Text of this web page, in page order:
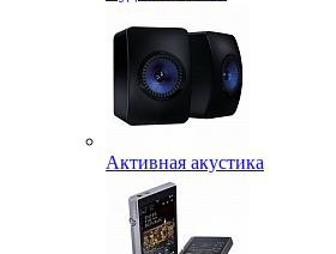
Активная акустика